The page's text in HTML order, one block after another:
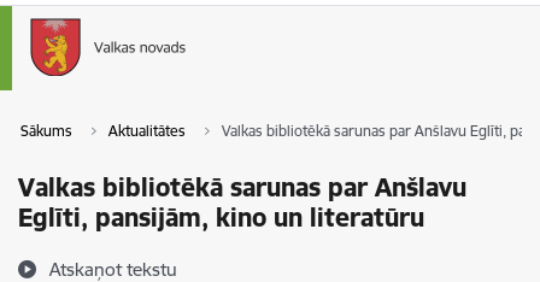
Sākums Aktualitātes Valkas bibliotēkā sarunas par Anšlavu Eglīti,
Valkas bibliotēkā sarunas par Anšlavu
Eglīti, pansijām, kino un literatūru
Atskaņot tekstu